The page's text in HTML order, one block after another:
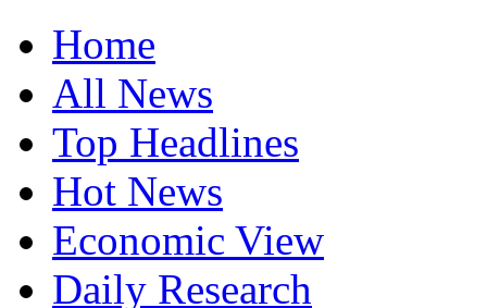
Home
All News
Top Headlines
Hot News
Economic View
Daily Research